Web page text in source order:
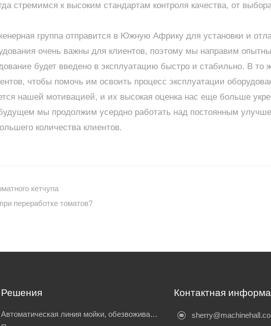
стремимся к высоким стандартам контроля качества, от
группа отправится в Южную Африку для установки и
очень важны для клиентов, поэтому мы направим
будет введено в эксплуатацию быстро и стабильно. В
чтобы помочь им освоить процесс эксплуатации
нашей мотивацией, и их высокая оценка нас еще больше
мы продолжим усердно работать над постоянным
количества клиентов.
кетчупа
переработке томатов?
Решения
Автоматическая линия мойки, обезвоживания, классификации y envasado de tomates
Контактная